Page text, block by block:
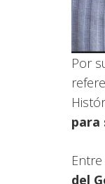
Por
para
del